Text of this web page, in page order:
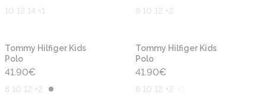
10 12 14 +1 8 10 12 +2
Tommy Hilfiger Kids
Polo
41.90€
8 10 12 +2
Tommy Hilfiger Kids
Polo
41.90€
8 10 12 +2